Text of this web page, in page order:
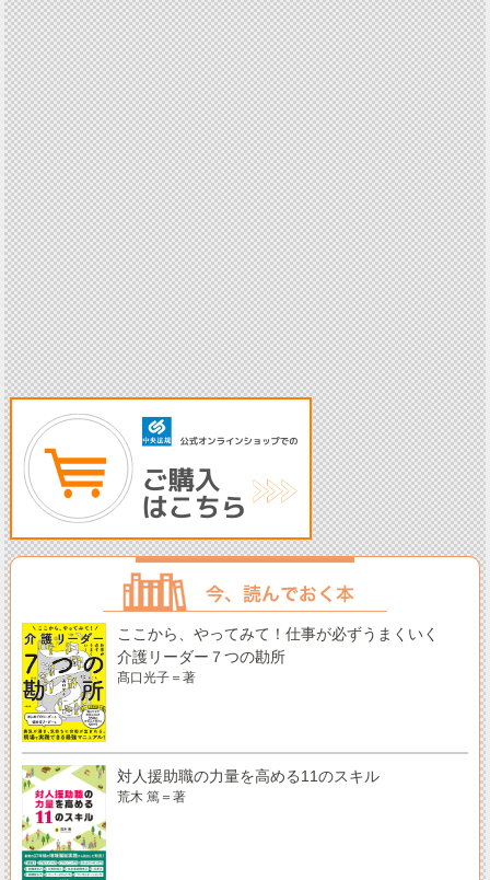
ここから、やってみて！仕事が必ずうまくいく
介護リーダー７つの勘所
髙口光子＝著
対人援助職の力量を高める11のスキル
荒木 篤＝著